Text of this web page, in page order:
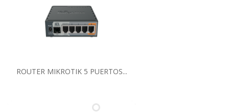
ROUTER MIKROTIK 5 PUERTOS...